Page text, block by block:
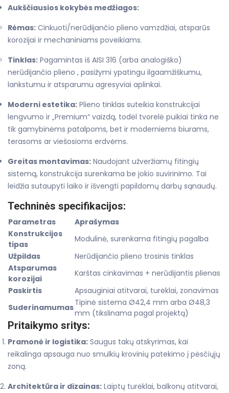
Aukščiausios kokybės medžiagos:
Rėmas: Cinkuoti/nerūdijančio plieno vamzdžiai, atsparūs
korozijai ir mechaniniams poveikiams.
Tinklas: Pagamintas iš AISI 316 (arba analogiško)
nerūdijančio plieno , pasižymi ypatingu ilgaamžiškumu,
lankstumu ir atsparumu agresyviai aplinkai.
Moderni estetika: Plieno tinklas suteikia konstrukcijai
lengvumo ir „Premium“ vaizdą, todėl tvorelė puikiai tinka ne
tik gamybinėms patalpoms, bet ir moderniems biurams,
terasoms ar viešosioms erdvėms.
Greitas montavimas: Naudojant užveržiamų fitingių
sistemą, konstrukcija surenkama be jokio suvirinimo. Tai
leidžia sutaupyti laiko ir išvengti papildomų darbų sąnaudų.
Techninės specifikacijos:
Parametras
Aprašymas
Konstrukcijos
tipas
Modulinė, surenkama fitingių pagalba
Užpildas
Nerūdijančio plieno trosinis tinklas
Atsparumas
korozijai
Karštas cinkavimas + nerūdijantis plienas
Paskirtis
Apsauginiai atitvarai, turėklai, zonavimas
SuderinamumasTipinė sistema Ø42,4 mm arba Ø48,3
mm (tikslinama pagal projektą)
Pritaikymo sritys:
Pramonė ir logistika: Saugus takų atskyrimas, kai
reikalinga apsauga nuo smulkių krovinių patekimo į pėsčiųjų
zoną.
Architektūra ir dizainas: Laiptų turėklai, balkonų atitvarai,